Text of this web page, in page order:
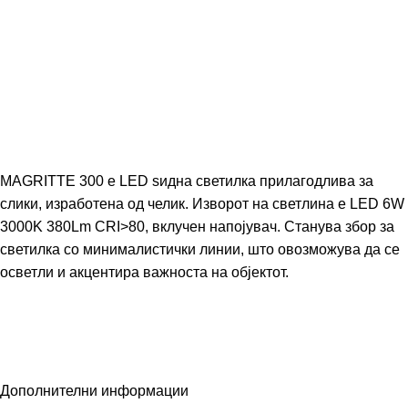
MAGRITTE 300 е LED ѕидна светилка прилагодлива за
слики, изработена од челик. Изворот на светлина е LED 6W
3000K 380Lm CRI>80, вклучен напојувач. Станува збор за
светилка со минималистички линии, што овозможува да се
осветли и акцентира важноста на објектот.
Дополнителни информации